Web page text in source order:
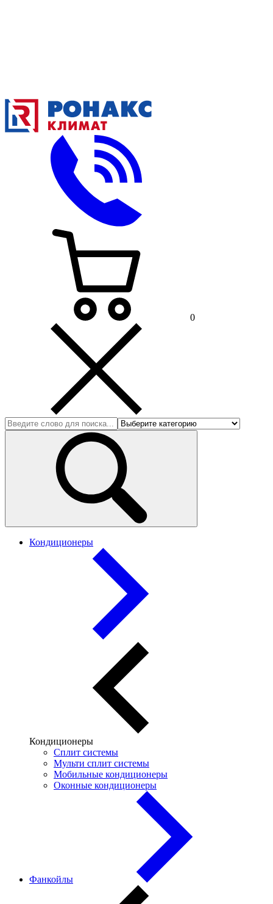
0
Кондиционеры
Кондиционеры
Сплит системы
Мульти сплит системы
Мобильные кондиционеры
Оконные кондиционеры
Фанкойлы